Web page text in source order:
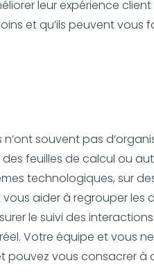
leur expérience
et qu’ils peuvent vous
souvent pas
feuilles de calcul ou
technologiques, sur
aider à regrouper les
le suivi des
Votre équipe et vous
pouvez vous consacrer à